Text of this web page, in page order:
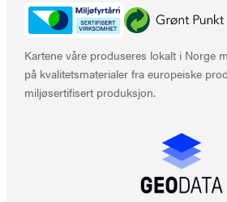
Kartene våre produseres lokalt i Norge
på kvalitetsmaterialer fra europeiske
miljøsertifisert produksjon.